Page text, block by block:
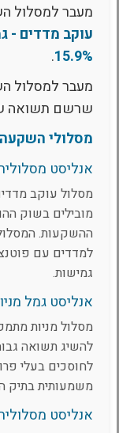
מעבר למסלול
עוקב מדדים -
15.9%
.
מעבר למסלול
שרשם תשואה
מסלולי
אנליסט
מסלול עוקב
מובילים בשוק
ההשקעות.
למדדים עם
גמישות.
אנליסט גמל
מסלול מניות
להשיג תשואה
לחוסכים בעלי
משמעותית
אנליסט מסלולית